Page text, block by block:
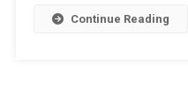
Continue Reading